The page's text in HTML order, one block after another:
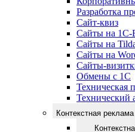
Разработка
Сайт-квиз
Сайты на 1С-
Сайты на
Сайты на
Сайты-
Обмены с 1С
Техническая
Технический
Контекстная реклама